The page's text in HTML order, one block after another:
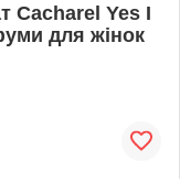
Cacharel Yes I
для жінок